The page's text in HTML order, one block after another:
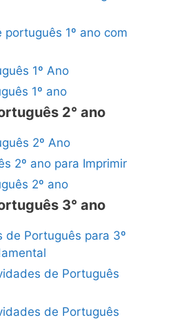
1º ano com
1º Ano
1º ano
2° ano
2º Ano
2º ano para Imprimir
2º ano
3° ano
de Português para 3º
de Português
de Português